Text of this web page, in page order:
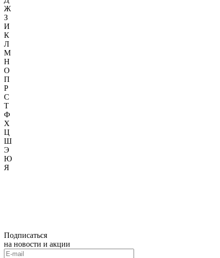
Ж
З
И
К
Л
М
Н
О
П
Р
С
Т
Ф
Х
Ц
Ш
Э
Ю
Я
Подписаться
на новости и акции